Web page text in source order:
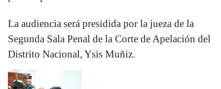
La audiencia será presidida por la jueza de la
Segunda Sala Penal de la Corte de Apelación del
Distrito Nacional, Ysis Muñiz.